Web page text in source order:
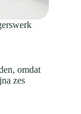
omdat
zes